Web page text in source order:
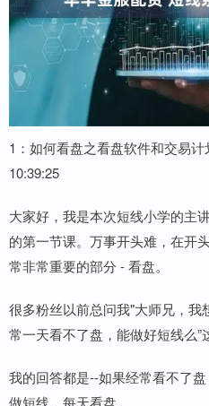
1：如何看盘之看盘软件和交易
10:39:25
大家好，我是本次短线小学的主
的第一节课。万事开头难，在开
常非常重要的部分 - 看盘。
很多粉丝以前总问我"大师兄，
常一天看不了盘，能做好短线么”
我的回答都是--如果经常看不了